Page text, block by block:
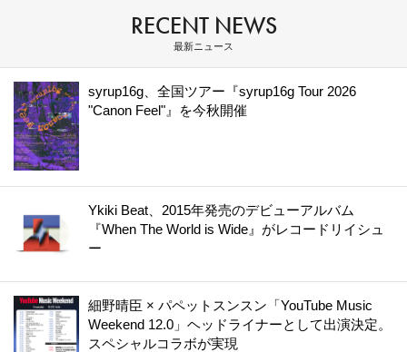
RECENT NEWS
最新ニュース
syrup16g、全国ツアー『syrup16g Tour 2026
"Canon Feel"』を今秋開催
Ykiki Beat、2015年発売のデビューアルバム
『When The World is Wide』がレコードリイシュ
ー
細野晴臣 × パペットスンスン「YouTube Music
Weekend 12.0」ヘッドライナーとして出演決定。
スペシャルコラボが実現